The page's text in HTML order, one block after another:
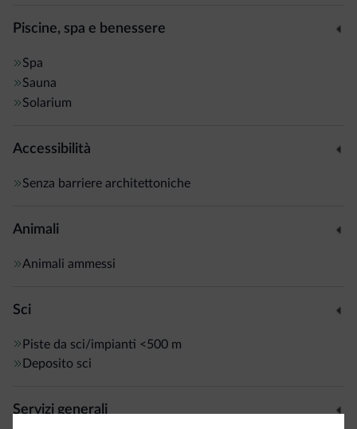
Piscine, spa e benessere
Spa
Sauna
Solarium
Accessibilità
Senza barriere architettoniche
Animali
Animali ammessi
Sci
Piste da sci/impianti <500 m
Deposito sci
Servizi generali